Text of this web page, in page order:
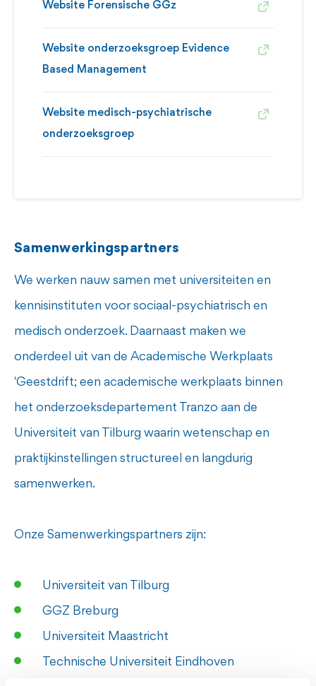
Website Forensische GGz
Website onderzoeksgroep Evidence
Based Management
Website medisch-psychiatrische
onderzoeksgroep
Samenwerkingspartners
We werken nauw samen met universiteiten en
kennisinstituten voor sociaal-psychiatrisch en
medisch onderzoek. Daarnaast maken we
onderdeel uit van de Academische Werkplaats
'Geestdrift; een academische werkplaats binnen
het onderzoeksdepartement Tranzo aan de
Universiteit van Tilburg waarin wetenschap en
praktijkinstellingen structureel en langdurig
samenwerken.
Onze Samenwerkingspartners zijn:
Universiteit van Tilburg
GGZ Breburg
Universiteit Maastricht
Technische Universiteit Eindhoven